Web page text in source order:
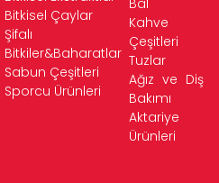
Bitkisel Çaylar
Şifalı
Bitkiler&Baharatlar
Sabun Çeşitleri
Sporcu Ürünleri
Bal
Kahve
Çeşitleri
Tuzlar
Ağız ve Diş
Bakımı
Aktariye
Ürünleri